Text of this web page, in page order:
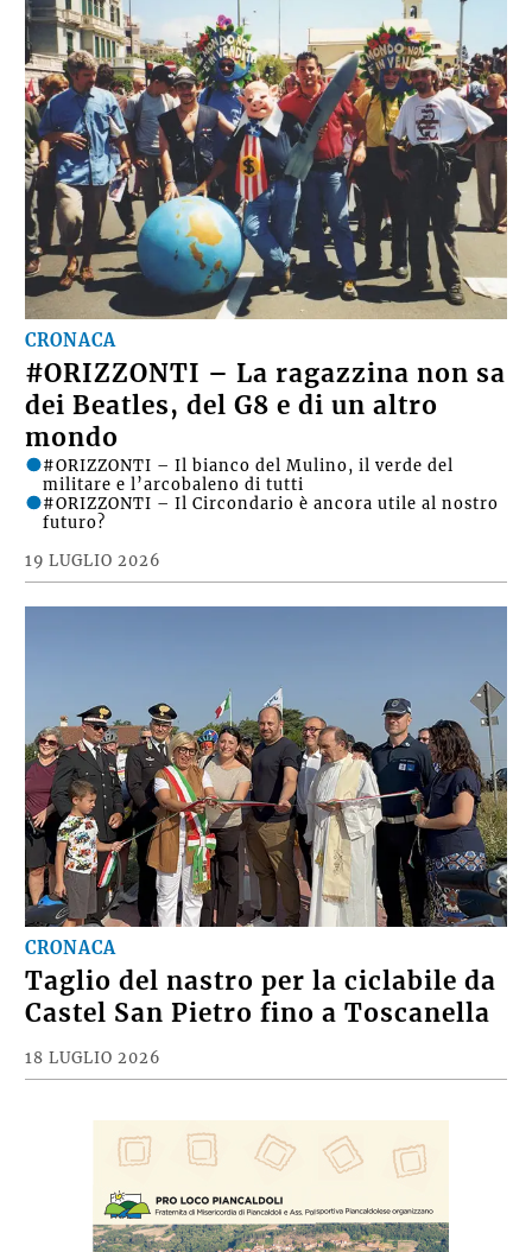
CRONACA
#ORIZZONTI – La ragazzina non sa
dei Beatles, del G8 e di un altro
mondo
19 LUGLIO 2026
#ORIZZONTI – Il bianco del Mulino, il verde del
militare e l’arcobaleno di tutti
#ORIZZONTI – Il Circondario è ancora utile al nostro
futuro?
CRONACA
Taglio del nastro per la ciclabile da
Castel San Pietro fino a Toscanella
18 LUGLIO 2026